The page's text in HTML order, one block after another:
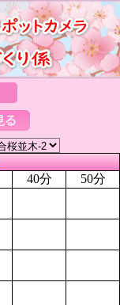
40分
50分